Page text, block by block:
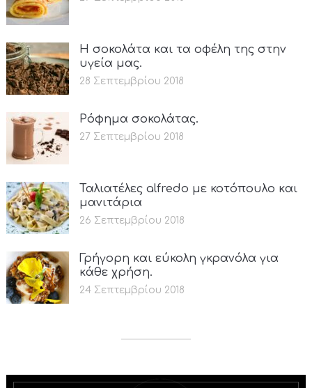
Η σοκολάτα και τα οφέλη της στην
υγεία μας.
28 Σεπτεμβρίου 2018
Ρόφημα σοκολάτας.
27 Σεπτεμβρίου 2018
Ταλιατέλες alfredo με κοτόπουλο και
μανιτάρια
26 Σεπτεμβρίου 2018
Γρήγορη και εύκολη γκρανόλα για
κάθε χρήση.
24 Σεπτεμβρίου 2018